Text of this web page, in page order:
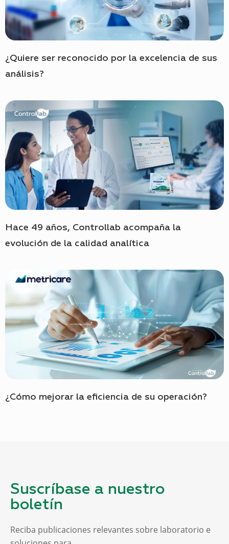
¿Quiere ser reconocido por la excelencia de sus
análisis?
Hace 49 años, Controllab acompaña la
evolución de la calidad analítica
¿Cómo mejorar la eficiencia de su operación?
Suscríbase a nuestro
boletín
Reciba publicaciones relevantes sobre laboratorio e